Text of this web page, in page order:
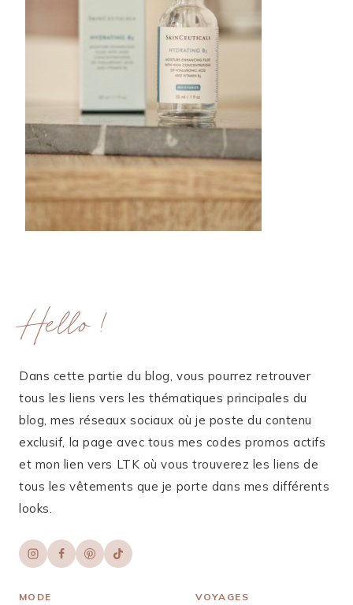
Hello !
Dans cette partie du blog, vous pourrez retrouver
tous les liens vers les thématiques principales du
blog, mes réseaux sociaux où je poste du contenu
exclusif, la page avec tous mes codes promos actifs
et mon lien vers LTK où vous trouverez les liens de
tous les vêtements que je porte dans mes différents
looks.
MODE VOYAGES